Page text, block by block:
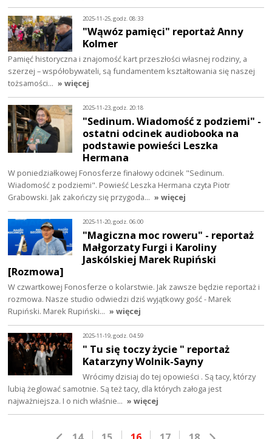
2025-11-25, godz. 08:33
"Wąwóz pamięci" reportaż Anny
Kolmer
Pamięć historyczna i znajomość kart przeszłości własnej rodziny, a
szerzej – współobywateli, są fundamentem kształtowania się naszej
tożsamości… » więcej
2025-11-23, godz. 20:18
"Sedinum. Wiadomość z podziemi" -
ostatni odcinek audiobooka na
podstawie powieści Leszka
Hermana
W poniedziałkowej Fonosferze finałowy odcinek "Sedinum.
Wiadomość z podziemi". Powieść Leszka Hermana czyta Piotr
Grabowski. Jak zakończy się przygoda… » więcej
2025-11-20, godz. 06:00
"Magiczna moc roweru" - reportaż
Małgorzaty Furgi i Karoliny
Jaskólskiej Marek Rupiński
[Rozmowa]
W czwartkowej Fonosferze o kolarstwie. Jak zawsze będzie reportaż i
rozmowa. Nasze studio odwiedzi dziś wyjątkowy gość - Marek
Rupiński. Marek Rupiński… » więcej
2025-11-19, godz. 04:59
" Tu się toczy życie " reportaż
Katarzyny Wolnik-Sayny
Wrócimy dzisiaj do tej opowieści . Są tacy, którzy
lubią żeglować samotnie. Są też tacy, dla których załoga jest
najważniejsza. I o nich właśnie… » więcej